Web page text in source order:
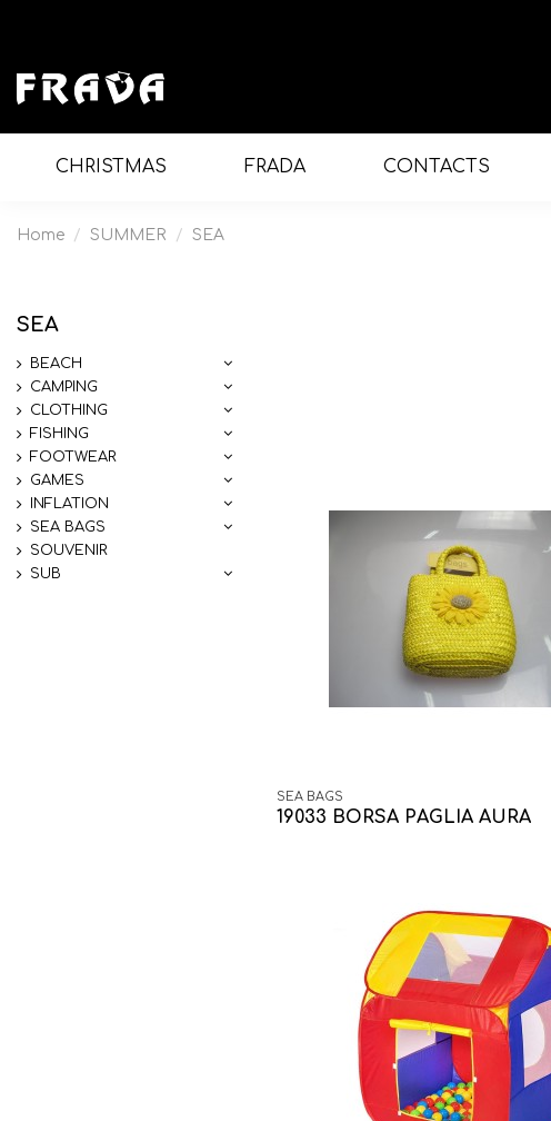
CHRISTMAS FRADA CONTACTS
Home SUMMER SEA
SEA BAGS
19033 BORSA PAGLIA AURA
SEA
BEACH
CAMPING
CLOTHING
FISHING
FOOTWEAR
GAMES
INFLATION
SEA BAGS
SOUVENIR
SUB